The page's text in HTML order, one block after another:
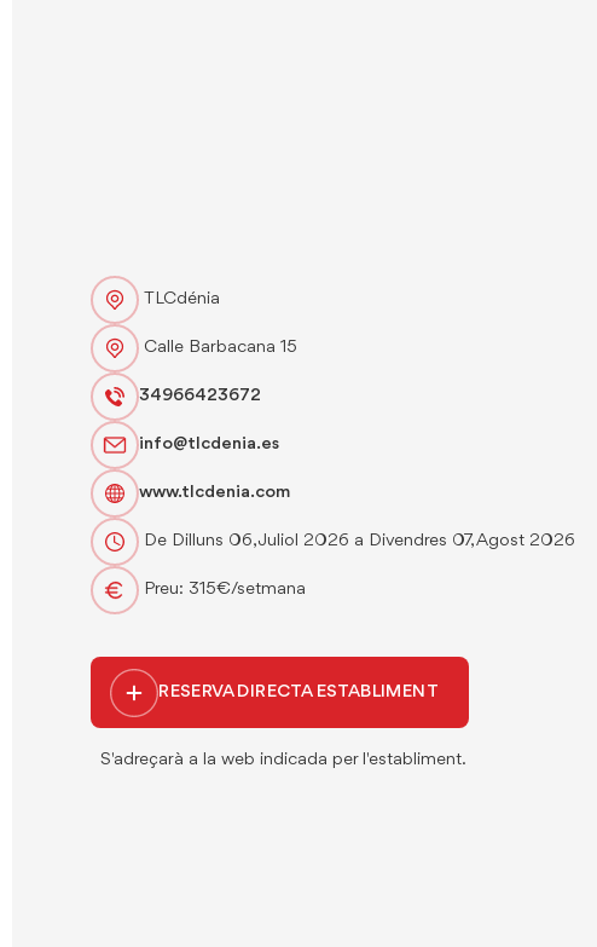
TLCdénia
Calle Barbacana 15
34966423672
info@tlcdenia.es
www.tlcdenia.com
De Dilluns 06, Juliol 2026 a Divendres 07, Agost 2026
Preu: 315€/setmana
RESERVA DIRECTA ESTABLIMENT
S'adreçarà a la web indicada per l'establiment.